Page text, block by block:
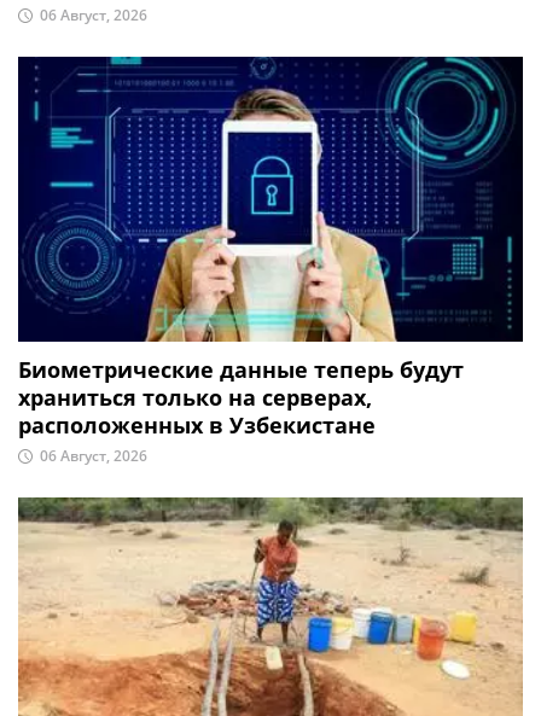
06 Август, 2026
Биометрические данные теперь будут
храниться только на серверах,
расположенных в Узбекистане
06 Август, 2026